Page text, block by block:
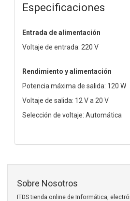
Especificaciones
Entrada de alimentación
Voltaje de entrada: 220 V
Rendimiento y alimentación
Potencia máxima de salida: 120 W
Voltaje de salida: 12 V a 20 V
Selección de voltaje: Automática
Sobre Nosotros
ITDS tienda online de Informática,